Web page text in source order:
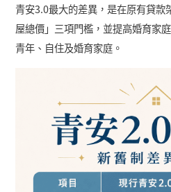
青安3.0最大的差異，是在原有貸款
屋總價」三項門檻，並提高婚育家
青年、自住及婚育家庭。